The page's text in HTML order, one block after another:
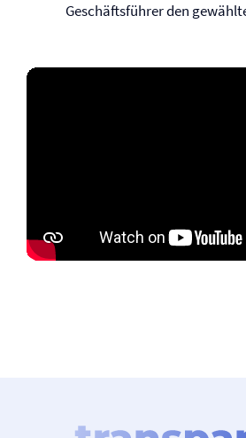
Geschäftsführer den